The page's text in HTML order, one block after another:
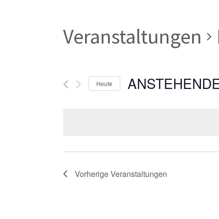
Veranstaltungen
Heute
VorherigeVeranstaltungen